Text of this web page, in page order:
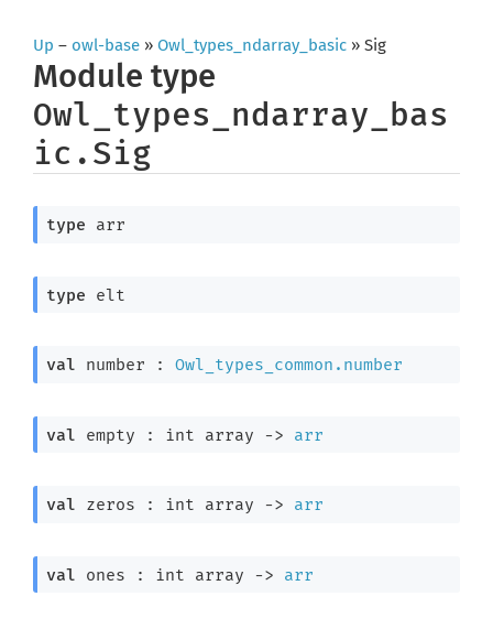
Up – owl-base » Owl_types_ndarray_basic » Sig
Module type
Owl_types_ndarray_bas
ic.Sig
type arr
type elt
val number : Owl_types_common.number
val empty : int array -> arr
val zeros : int array -> arr
val ones : int array -> arr